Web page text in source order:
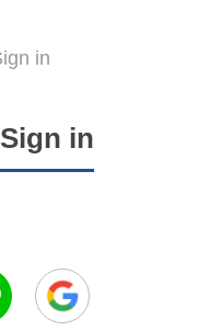
in
in